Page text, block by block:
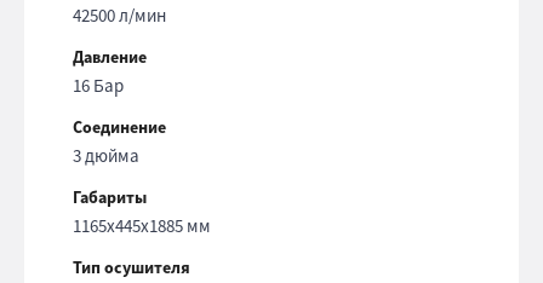
42500 л/мин
Давление
16 Бар
Соединение
3 дюйма
Габариты
1165x445x1885 мм
Тип осушителя